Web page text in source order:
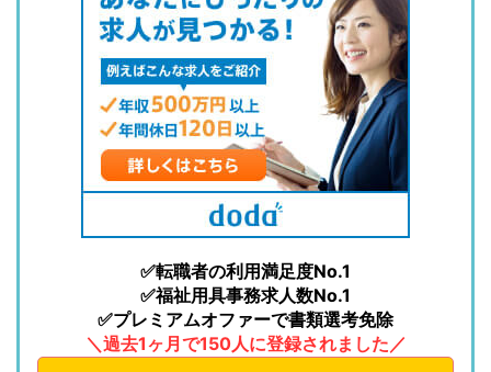
✅転職者の利用満足度No.1
✅福祉用具事務求人数No.1
✅プレミアムオファーで書類選考免除
＼過去1ヶ月で150人に登録されました／